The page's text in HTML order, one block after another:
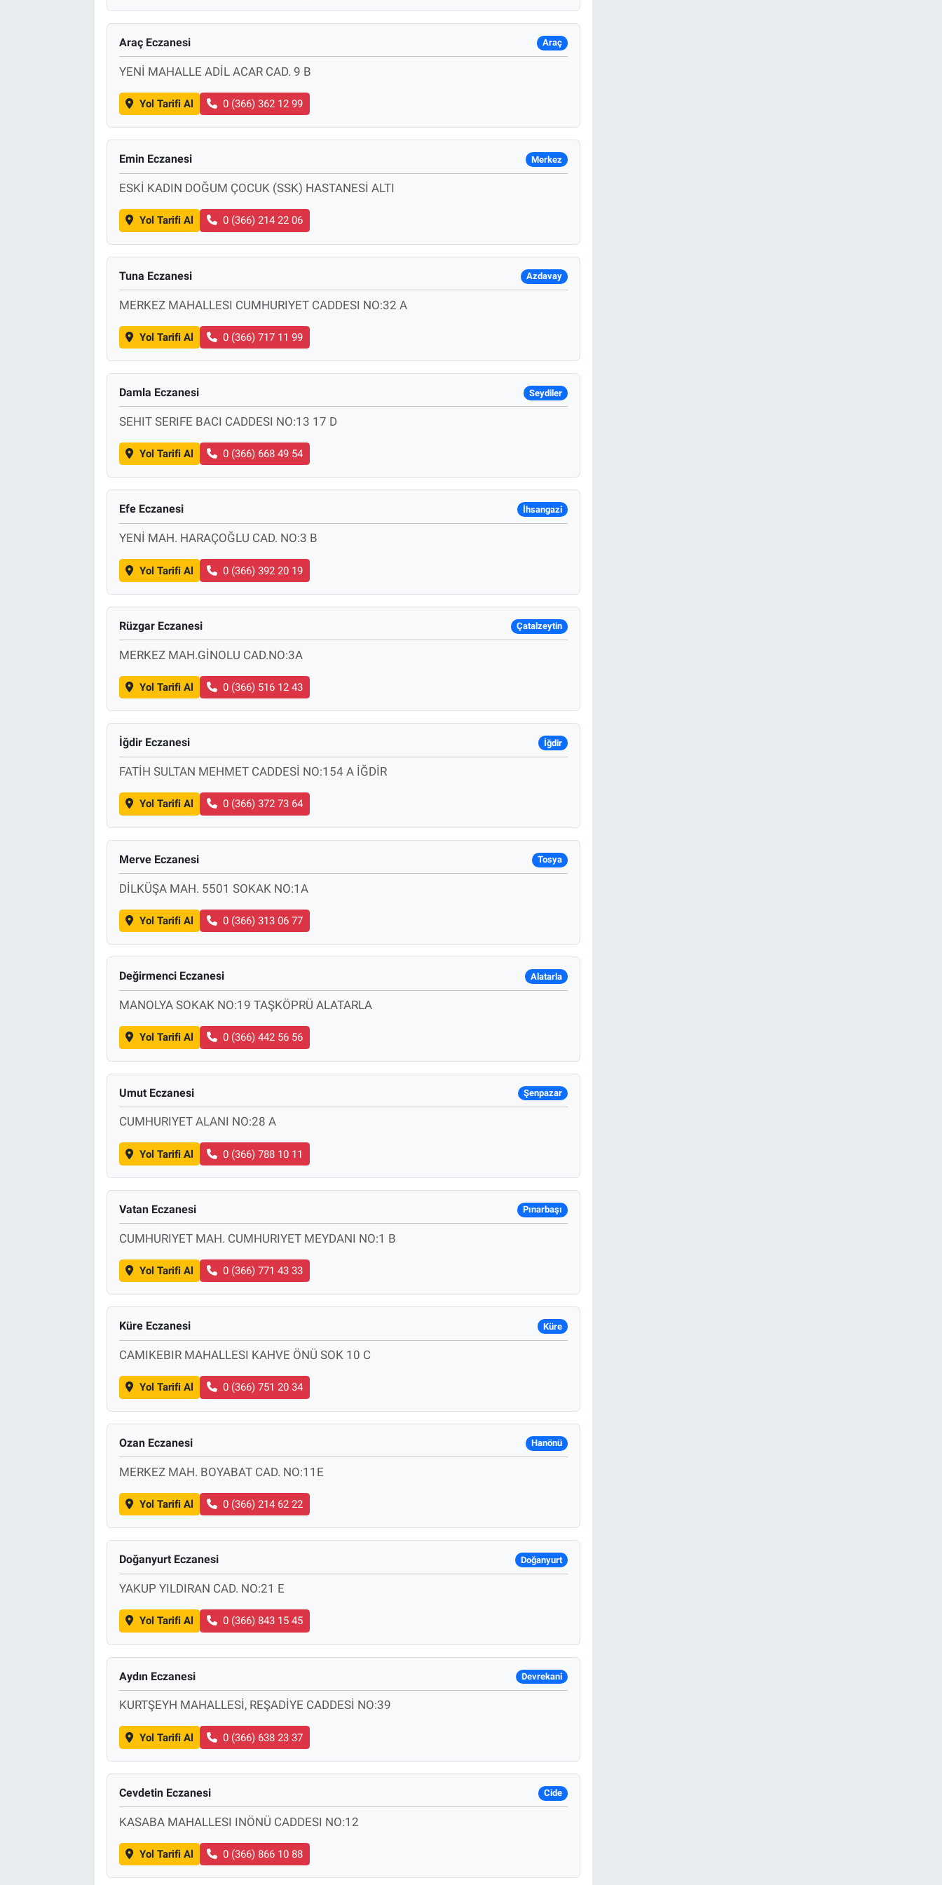
Araç Eczanesi Araç
YENİ MAHALLE ADİL ACAR CAD. 9 B
Yol Tarifi Al 0 (366) 362 12 99
Emin Eczanesi Merkez
ESKİ KADIN DOĞUM ÇOCUK (SSK) HASTANESİ ALTI
Yol Tarifi Al 0 (366) 214 22 06
Tuna Eczanesi Azdavay
MERKEZ MAHALLESI CUMHURIYET CADDESI NO:32 A
Yol Tarifi Al 0 (366) 717 11 99
Damla Eczanesi Seydiler
SEHIT SERIFE BACI CADDESI NO:13 17 D
Yol Tarifi Al 0 (366) 668 49 54
Efe Eczanesi İhsangazi
YENİ MAH. HARAÇOĞLU CAD. NO:3 B
Yol Tarifi Al 0 (366) 392 20 19
Rüzgar Eczanesi Çatalzeytin
MERKEZ MAH.GİNOLU CAD.NO:3A
Yol Tarifi Al 0 (366) 516 12 43
İğdir Eczanesi İğdir
FATİH SULTAN MEHMET CADDESİ NO:154 A İĞDİR
Yol Tarifi Al 0 (366) 372 73 64
Merve Eczanesi Tosya
DİLKÜŞA MAH. 5501 SOKAK NO:1A
Yol Tarifi Al 0 (366) 313 06 77
Değirmenci Eczanesi Alatarla
MANOLYA SOKAK NO:19 TAŞKÖPRÜ ALATARLA
Yol Tarifi Al 0 (366) 442 56 56
Umut Eczanesi Şenpazar
CUMHURIYET ALANI NO:28 A
Yol Tarifi Al 0 (366) 788 10 11
Vatan Eczanesi Pınarbaşı
CUMHURIYET MAH. CUMHURIYET MEYDANI NO:1 B
Yol Tarifi Al 0 (366) 771 43 33
Küre Eczanesi Küre
CAMIKEBIR MAHALLESI KAHVE ÖNÜ SOK 10 C
Yol Tarifi Al 0 (366) 751 20 34
Ozan Eczanesi Hanönü
MERKEZ MAH. BOYABAT CAD. NO:11E
Yol Tarifi Al 0 (366) 214 62 22
Doğanyurt Eczanesi Doğanyurt
YAKUP YILDIRAN CAD. NO:21 E
Yol Tarifi Al 0 (366) 843 15 45
Aydın Eczanesi Devrekani
KURTŞEYH MAHALLESİ, REŞADİYE CADDESİ NO:39
Yol Tarifi Al 0 (366) 638 23 37
Cevdetin Eczanesi Cide
KASABA MAHALLESI INÖNÜ CADDESI NO:12
Yol Tarifi Al 0 (366) 866 10 88